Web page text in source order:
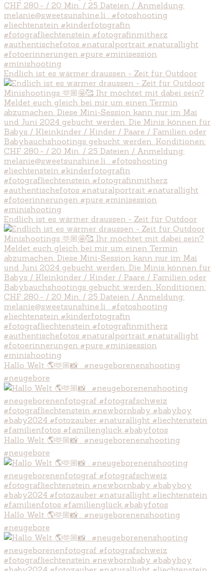
Endlich ist es wärmer draussen - Zeit für Outdoor
Endlich ist es wärmer draussen - Zeit für Outdoor
Hallo Welt 🌎🫶🏼📸 . #neugeborenenshooting
#neugebore
Hallo Welt 🌎🫶🏼📸 . #neugeborenenshooting
#neugebore
Hallo Welt 🌎🫶🏼📸 . #neugeborenenshooting
#neugebore